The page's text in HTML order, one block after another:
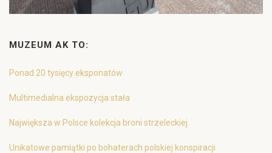
MUZEUM AK TO:
Ponad 20 tysięcy eksponatów
Multimedialna ekspozycja stała
Największa w Polsce kolekcja broni strzeleckiej
Unikatowe pamiątki po bohaterach polskiej konspiracji